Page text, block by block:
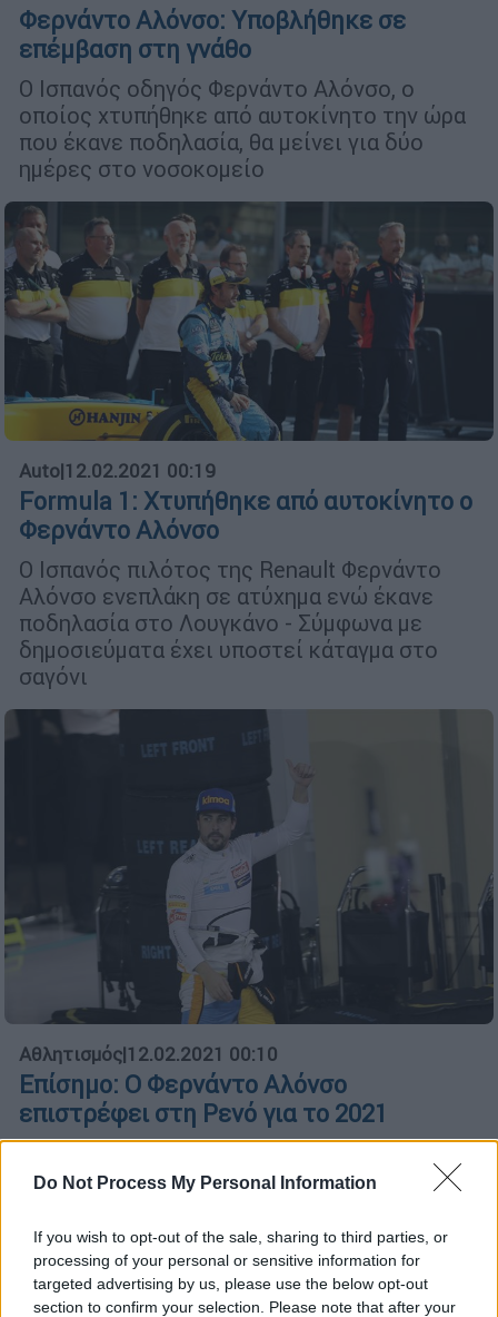
Do Not Process My Personal Information
If you wish to opt-out of the sale, sharing to third parties, or
processing of your personal or sensitive information for
targeted advertising by us, please use the below opt-out
section to confirm your selection. Please note that after your
Φερνάντο Αλόνσο: Υποβλήθηκε σε
επέμβαση στη γνάθο
Ο Ισπανός οδηγός Φερνάντο Αλόνσο, ο
οποίος χτυπήθηκε από αυτοκίνητο την ώρα
που έκανε ποδηλασία, θα μείνει για δύο
ημέρες στο νοσοκομείο
Auto|12.02.2021 00:19
Formula 1: Χτυπήθηκε από αυτοκίνητο ο
Φερνάντο Αλόνσο
O Ισπανός πιλότος της Renault Φερνάντο
Αλόνσο ενεπλάκη σε ατύχημα ενώ έκανε
ποδηλασία στο Λουγκάνο - Σύμφωνα με
δημοσιεύματα έχει υποστεί κάταγμα στο
σαγόνι
Αθλητισμός|12.02.2021 00:10
Επίσημο: Ο Φερνάντο Αλόνσο
επιστρέφει στη Ρενό για το 2021
θητεία του Φερνάντο Αλόνσο στο μονοθέσιό
Formula 1 μετά το 2018